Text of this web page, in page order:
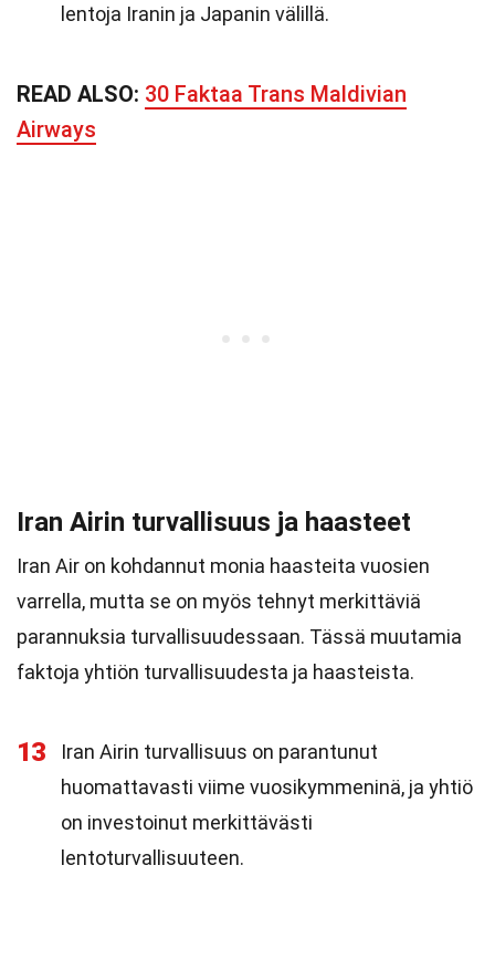
lentoja Iranin ja Japanin välillä.
READ ALSO: 30 Faktaa Trans Maldivian
Airways
Iran Airin turvallisuus ja haasteet
Iran Air on kohdannut monia haasteita vuosien
varrella, mutta se on myös tehnyt merkittäviä
parannuksia turvallisuudessaan. Tässä muutamia
faktoja yhtiön turvallisuudesta ja haasteista.
13
Iran Airin turvallisuus on parantunut
huomattavasti viime vuosikymmeninä, ja yhtiö
on investoinut merkittävästi
lentoturvallisuuteen.